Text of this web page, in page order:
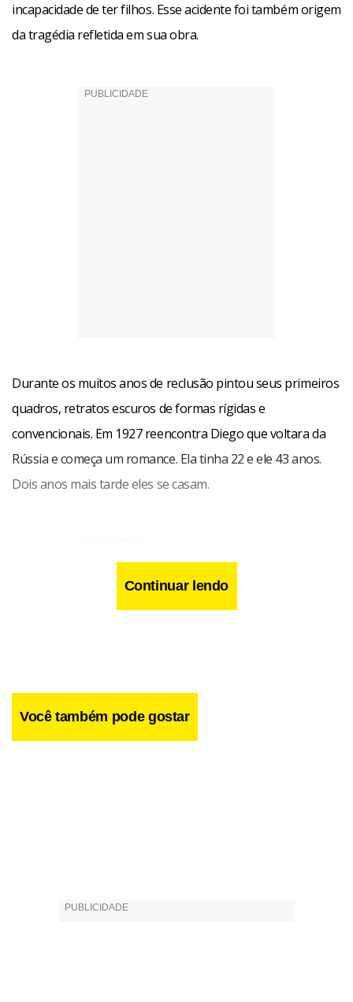
incapacidade de ter filhos. Esse acidente foi também origem
da tragédia refletida em sua obra.
Durante os muitos anos de reclusão pintou seus primeiros
quadros, retratos escuros de formas rígidas e
convencionais. Em 1927 reencontra Diego que voltara da
Rússia e começa um romance. Ela tinha 22 e ele 43 anos.
Dois anos mais tarde eles se casam.
Continuar lendo
Você também pode gostar